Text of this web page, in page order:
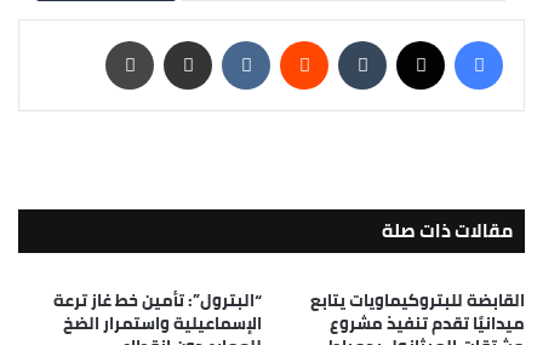
مقالات ذات صلة
القابضة للبتروكيماويات يتابع
ميدانيًا تقدم تنفيذ مشروع
“البترول”: تأمين خط غاز ترعة
الإسماعيلية واستمرار الضخ